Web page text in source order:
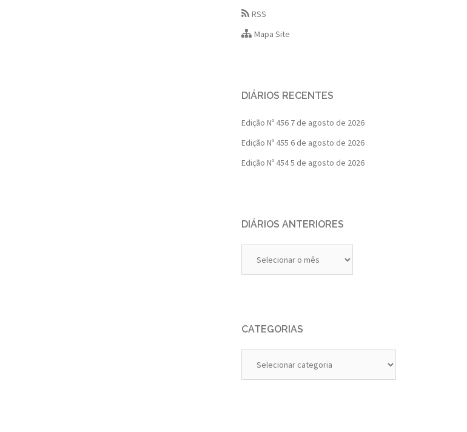
RSS
Mapa Site
DIÁRIOS RECENTES
Edição Nº 456 7 de agosto de 2026
Edição Nº 455 6 de agosto de 2026
Edição Nº 4545 de agosto de 2026
DIÁRIOS ANTERIORES
Anteriores
CATEGORIAS